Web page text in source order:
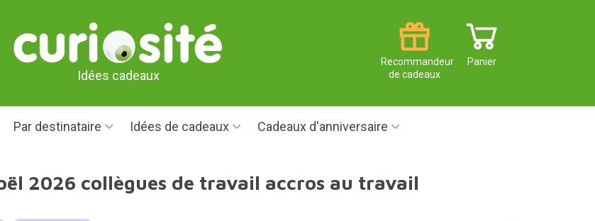
Idées cadeaux
Panier
Recommandeur
de cadeaux
Par destinataire Idées de cadeaux Cadeaux d'anniversaire
2026 collègues de travail accros au travail